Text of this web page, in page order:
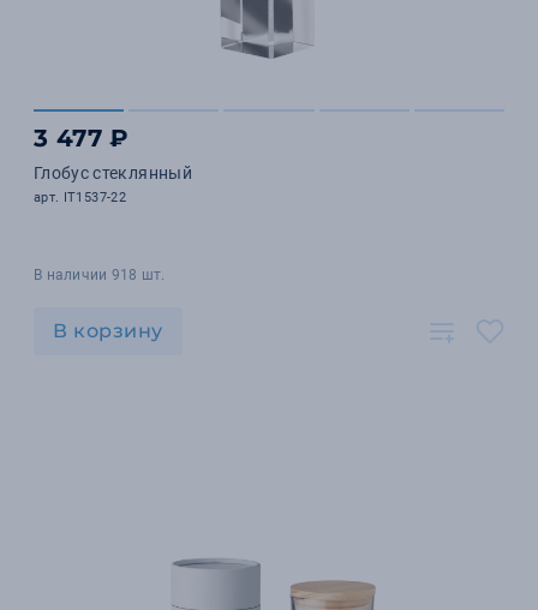
3 477 ₽
Глобус стеклянный
арт. IT1537-22
В наличии 918 шт.
В корзину